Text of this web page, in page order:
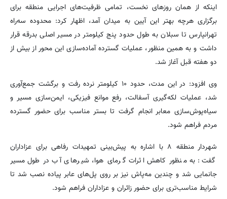
اینکه از همان روزهای نخست، تمامی ظرفیت‌های اجرایی منطقه برای
برگزاری هرچه بهتر این آیین به میدان آمد، اظهار کرد: محدوده سه‌راه
تهرانپارس تا سبلان به طول حدود پنج کیلومتر در مسیر اصلی بدرقه قرار
داشت و به همین منظور، عملیات گسترده آماده‌سازی این محور از بیش از
دو هفته قبل آغاز شد.
وی افزود: در این مدت، حدود ۱۰ کیلومتر نرده رفت و برگشت جمع‌آوری
شد، عملیات لکه‌گیری آسفالت، رفع موانع فیزیکی، ایمن‌سازی مسیر و
سیاه‌پوش‌سازی معابر انجام گرفت تا بستر مناسب برای حضور گسترده
مردم فراهم شود.
شهردار منطقه ۸ با اشاره به پیش‌بینی تمهیدات رفاهی برای عزاداران
گفت: به منظور کاهش اثرات گرمای هوا، شیرهای آب در طول مسیر
جانمایی شد و چندین مه‌پاش نیز بر روی پل‌های عابر پیاده نصب شد تا
شرایط مناسب‌تری برای حضور زائران و عزاداران فراهم شود.